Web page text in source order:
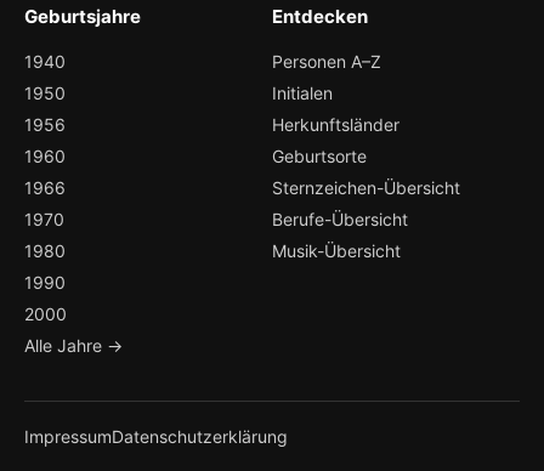
Geburtsjahre
1940
1950
1956
1960
1966
1970
1980
1990
2000
Alle Jahre →
Entdecken
Personen A–Z
Initialen
Herkunftsländer
Geburtsorte
Sternzeichen-Übersicht
Berufe-Übersicht
Musik-Übersicht
ImpressumDatenschutzerklärung